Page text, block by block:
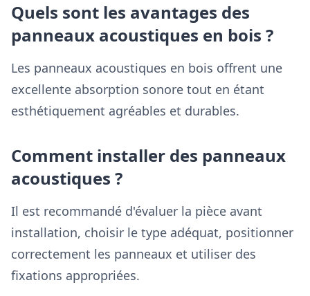
Quels sont les avantages des
panneaux acoustiques en bois ?
Les panneaux acoustiques en bois offrent une
excellente absorption sonore tout en étant
esthétiquement agréables et durables.
Comment installer des panneaux
acoustiques ?
Il est recommandé d'évaluer la pièce avant
installation, choisir le type adéquat, positionner
correctement les panneaux et utiliser des
fixations appropriées.